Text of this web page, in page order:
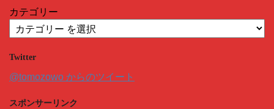
カテゴリー
Twitter
@tomozowo からのツイート
スポンサーリンク